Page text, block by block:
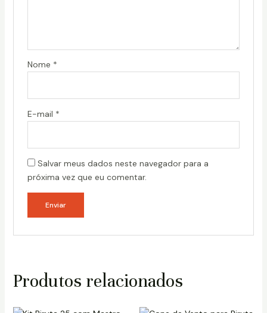
Nome *
E-mail *
Salvar meus dados neste navegador para a
próxima vez que eu comentar.
Produtos relacionados
O
O